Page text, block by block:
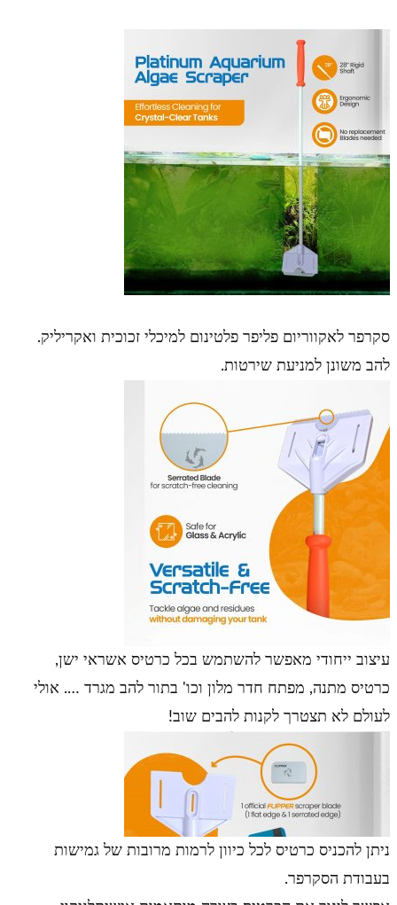
סקרפר לאקווריום פליפר פלטינום למיכלי זכוכית ואקריליק.
להב משונן למניעת שירטות.
עיצוב ייחודי מאפשר להשתמש בכל כרטיס אשראי ישן,
כרטיס מתנה, מפתח חדר מלון וכו' בתור להב מגרד …. אולי
לעולם לא תצטרך לקנות להבים שוב!
ניתן להכניס כרטיס לכל כיוון לרמות מרובות של גמישות
בעבודת הסקרפר.